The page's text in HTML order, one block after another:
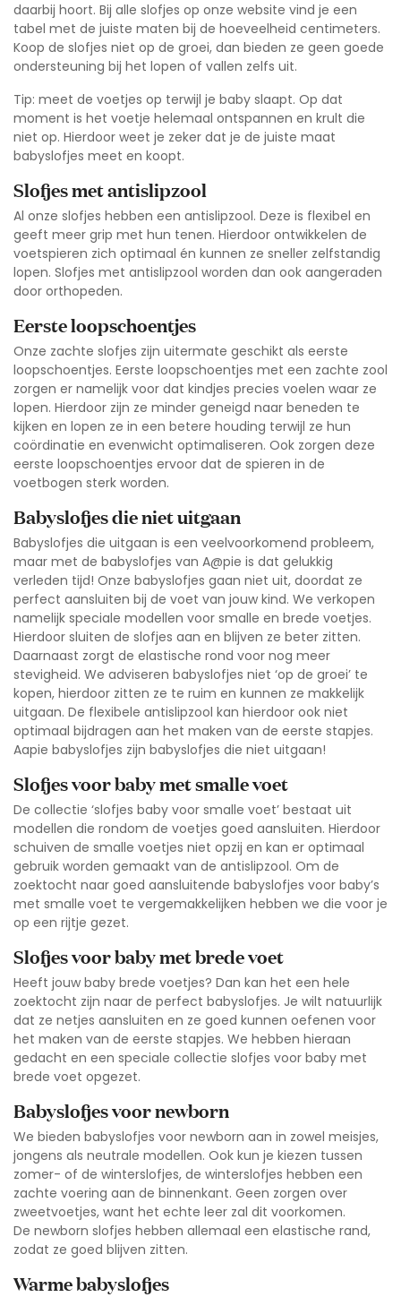
daarbij hoort. Bij alle slofjes op onze website vind je een
tabel met de juiste maten bij de hoeveelheid centimeters.
Koop de slofjes niet op de groei, dan bieden ze geen goede
ondersteuning bij het lopen of vallen zelfs uit.
Tip: meet de voetjes op terwijl je baby slaapt. Op dat
moment is het voetje helemaal ontspannen en krult die
niet op. Hierdoor weet je zeker dat je de juiste maat
babyslofjes meet en koopt.
Slofjes met antislipzool
Al onze slofjes hebben een antislipzool. Deze is flexibel en
geeft meer grip met hun tenen. Hierdoor ontwikkelen de
voetspieren zich optimaal én kunnen ze sneller zelfstandig
lopen. Slofjes met antislipzool worden dan ook aangeraden
door orthopeden.
Eerste loopschoentjes
Onze zachte slofjes zijn uitermate geschikt als eerste
loopschoentjes. Eerste loopschoentjes met een zachte zool
zorgen er namelijk voor dat kindjes precies voelen waar ze
lopen. Hierdoor zijn ze minder geneigd naar beneden te
kijken en lopen ze in een betere houding terwijl ze hun
coördinatie en evenwicht optimaliseren. Ook zorgen deze
eerste loopschoentjes ervoor dat de spieren in de
voetbogen sterk worden.
Babyslofjes die niet uitgaan
Babyslofjes die uitgaan is een veelvoorkomend probleem,
maar met de babyslofjes van A@pie is dat gelukkig
verleden tijd! Onze babyslofjes gaan niet uit, doordat ze
perfect aansluiten bij de voet van jouw kind. We verkopen
namelijk speciale modellen voor smalle en brede voetjes.
Hierdoor sluiten de slofjes aan en blijven ze beter zitten.
Daarnaast zorgt de elastische rond voor nog meer
stevigheid. We adviseren babyslofjes niet ‘op de groei’ te
kopen, hierdoor zitten ze te ruim en kunnen ze makkelijk
uitgaan. De flexibele antislipzool kan hierdoor ook niet
optimaal bijdragen aan het maken van de eerste stapjes.
Aapie babyslofjes zijn babyslofjes die niet uitgaan!
Slofjes voor baby met smalle voet
De collectie ‘slofjes baby voor smalle voet’ bestaat uit
modellen die rondom de voetjes goed aansluiten. Hierdoor
schuiven de smalle voetjes niet opzij en kan er optimaal
gebruik worden gemaakt van de antislipzool. Om de
zoektocht naar goed aansluitende babyslofjes voor baby’s
met smalle voet te vergemakkelijken hebben we die voor je
op een rijtje gezet.
Slofjes voor baby met brede voet
Heeft jouw baby brede voetjes? Dan kan het een hele
zoektocht zijn naar de perfect babyslofjes. Je wilt natuurlijk
dat ze netjes aansluiten en ze goed kunnen oefenen voor
het maken van de eerste stapjes. We hebben hieraan
gedacht en een speciale collectie slofjes voor baby met
brede voet opgezet.
Babyslofjes voor newborn
We bieden babyslofjes voor newborn aan in zowel meisjes,
jongens als neutrale modellen. Ook kun je kiezen tussen
zomer- of de winterslofjes, de winterslofjes hebben een
zachte voering aan de binnenkant. Geen zorgen over
zweetvoetjes, want het echte leer zal dit voorkomen.
De newborn slofjes hebben allemaal een elastische rand,
zodat ze goed blijven zitten.
Warme babyslofjes